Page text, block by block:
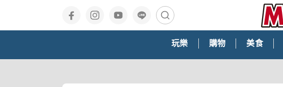
玩樂 購物 美食